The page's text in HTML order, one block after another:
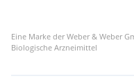
Eine Marke der Weber & Weber
Biologische Arzneimittel